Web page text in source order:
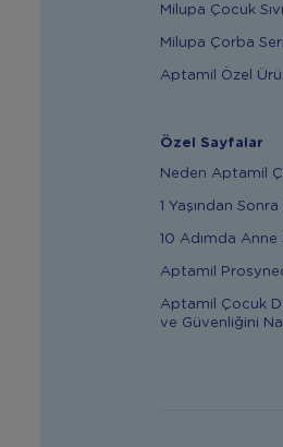
Milupa Çocuk
Milupa Çorba
Aptamil Özel
Özel Sayfalar
Neden Aptamil
1 Yaşından
10 Adımda Anne
Aptamil
Aptamil Çocuk
ve Güvenliğini